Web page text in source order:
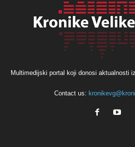
Multimedijski portal koji donosi aktualnosti
Contact us: